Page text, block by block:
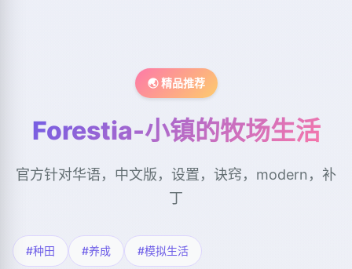
🌏 精品推荐
Forestia-小镇的牧场生活
官方针对华语，中文版，设置，诀窍，modern，补
丁
#种田 #养成 #模拟生活